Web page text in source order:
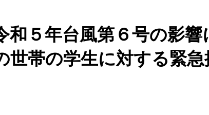
和５年台風第６号の影
世帯の学生に対する緊